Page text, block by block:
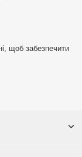
щоб забезпечити